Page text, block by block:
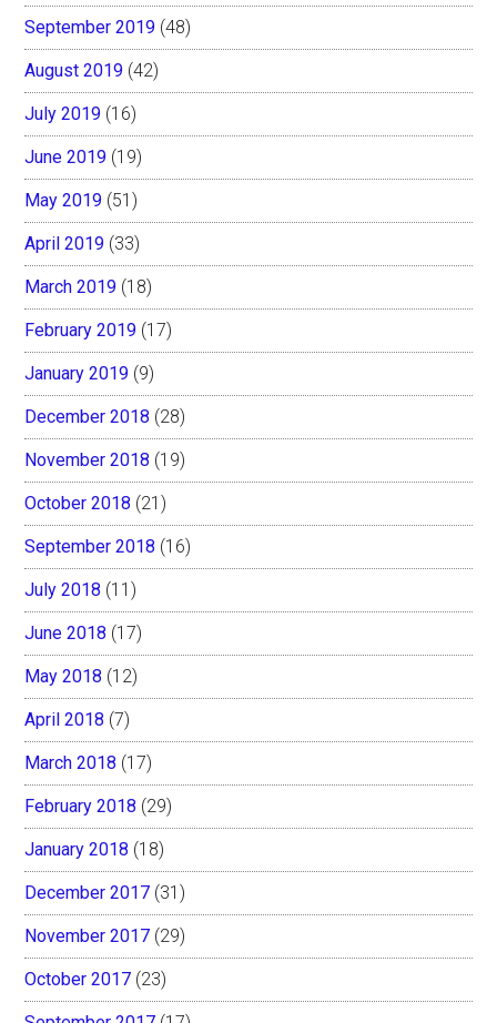
September 2019 (48)
August 2019 (42)
July 2019 (16)
June 2019 (19)
May 2019 (51)
April 2019 (33)
March 2019 (18)
February 2019 (17)
January 2019 (9)
December 2018 (28)
November 2018 (19)
October 2018 (21)
September 2018 (16)
July 2018 (11)
June 2018 (17)
May 2018 (12)
April 2018 (7)
March 2018 (17)
February 2018 (29)
January 2018 (18)
December 2017 (31)
November 2017 (29)
October 2017 (23)